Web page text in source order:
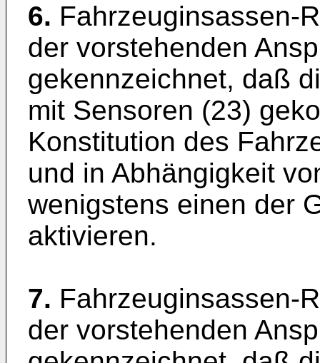
6. Fahrzeuginsassen-
der vorstehenden
gekennzeichnet, daß
mit Sensoren (23)
Konstitution des
und in Abhängigkeit
wenigstens einen der
aktivieren.
7. Fahrzeuginsassen-
der vorstehenden